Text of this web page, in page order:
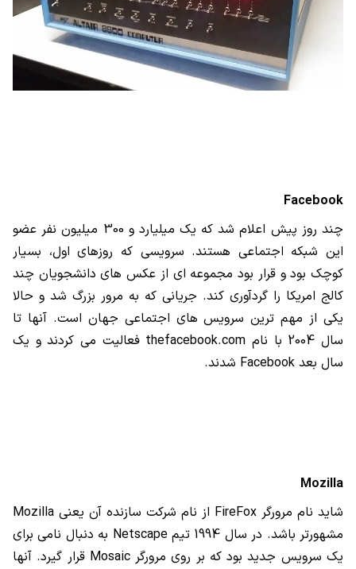
Facebook
چند روز پیش اعلام شد که یک میلیارد و 300 میلیون نفر عضو
این شبکه اجتماعی هستند. سرویسی که روزهای اول، بسیار
کوچک بود و قرار بود مجموعه ای از عکس های دانشجویان چند
کالج امریکا را گردآوری کند. جریانی که به مرور بزرگ شد و حالا
یکی از مهم ترین سرویس های اجتماعی جهان است. آنها تا
سال 2004 با نام
thefacebook.com فعالیت می کردند و یک
سال بعد Facebook شدند.
Mozilla
شاید نام مرورگر FireFox از نام شرکت سازنده آن یعنی Mozilla
مشهورتر باشد. در سال 1994 تیم
Netscape به دنبال نامی برای
یک سرویس جدید بود که بر روی مرورگرMosaic قرار گیرد. آنها